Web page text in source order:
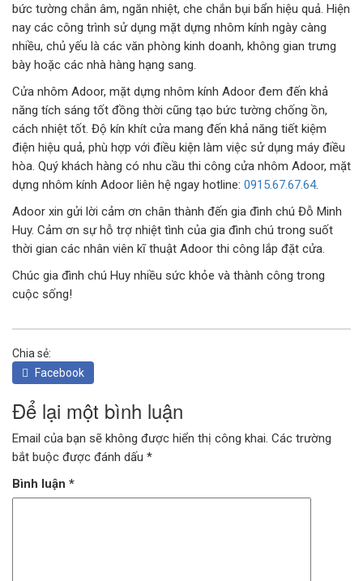
bức tường chắn âm, ngăn nhiệt, che chắn bụi bẩn hiệu quả. Hiện
nay các công trình sử dụng mặt dựng nhôm kính ngày càng
nhiều, chủ yếu là các văn phòng kinh doanh, không gian trưng
bày hoặc các nhà hàng hạng sang.
Cửa nhôm Adoor, mặt dựng nhôm kính Adoor đem đến khả
năng tích sáng tốt đồng thời cũng tạo bức tường chống ồn,
cách nhiệt tốt. Độ kín khít cửa mang đến khả năng tiết kiệm
điện hiệu quả, phù hợp với điều kiện làm việc sử dụng máy điều
hòa. Quý khách hàng có nhu cầu thi công cửa nhôm Adoor, mặt
dựng nhôm kính Adoor liên hệ ngay hotline: 0915.67.67.64.
Adoor xin gửi lời cảm ơn chân thành đến gia đình chú Đỗ Minh
Huy. Cảm ơn sự hỗ trợ nhiệt tình của gia đình chú trong suốt
thời gian các nhân viên kĩ thuật Adoor thi công lắp đặt cửa.
Chúc gia đình chú Huy nhiều sức khỏe và thành công trong
cuộc sống!
Chia sẻ:
Facebook
Để lại một bình luận
Email của bạn sẽ không được hiển thị công khai. Các trường
bắt buộc được đánh dấu *
Bình luận *